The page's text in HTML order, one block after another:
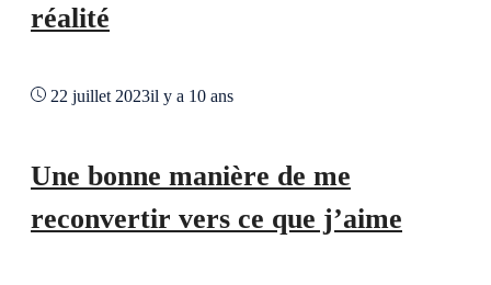
réalité
22 juillet 2023il y a 10 ans
Une bonne manière de me
reconvertir vers ce que j’aime